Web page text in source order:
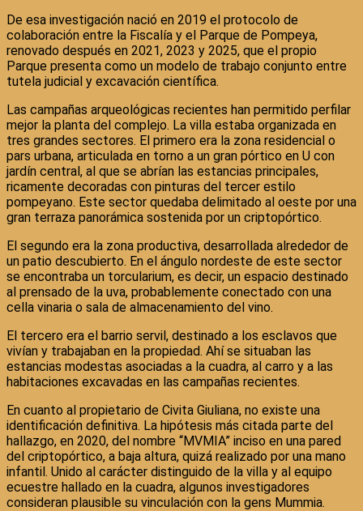
De esa investigación nació en 2019 el protocolo de
colaboración entre la Fiscalía y el Parque de Pompeya,
renovado después en 2021, 2023 y 2025, que el propio
Parque presenta como un modelo de trabajo conjunto entre
tutela judicial y excavación científica.
Las campañas arqueológicas recientes han permitido perfilar
mejor la planta del complejo. La villa estaba organizada en
tres grandes sectores. El primero era la zona residencial o
pars urbana, articulada en torno a un gran pórtico en U con
jardín central, al que se abrían las estancias principales,
ricamente decoradas con pinturas del tercer estilo
pompeyano. Este sector quedaba delimitado al oeste por una
gran terraza panorámica sostenida por un criptopórtico.
El segundo era la zona productiva, desarrollada alrededor de
un patio descubierto. En el ángulo nordeste de este sector
se encontraba un torcularium, es decir, un espacio destinado
al prensado de la uva, probablemente conectado con una
cella vinaria o sala de almacenamiento del vino.
El tercero era el barrio servil, destinado a los esclavos que
vivían y trabajaban en la propiedad. Ahí se situaban las
estancias modestas asociadas a la cuadra, al carro y a las
habitaciones excavadas en las campañas recientes.
En cuanto al propietario de Civita Giuliana, no existe una
identificación definitiva. La hipótesis más citada parte del
hallazgo, en 2020, del nombre “MVMIA” inciso en una pared
del criptopórtico, a baja altura, quizá realizado por una mano
infantil. Unido al carácter distinguido de la villa y al equipo
ecuestre hallado en la cuadra, algunos investigadores
consideran plausible su vinculación con la gens Mummia.